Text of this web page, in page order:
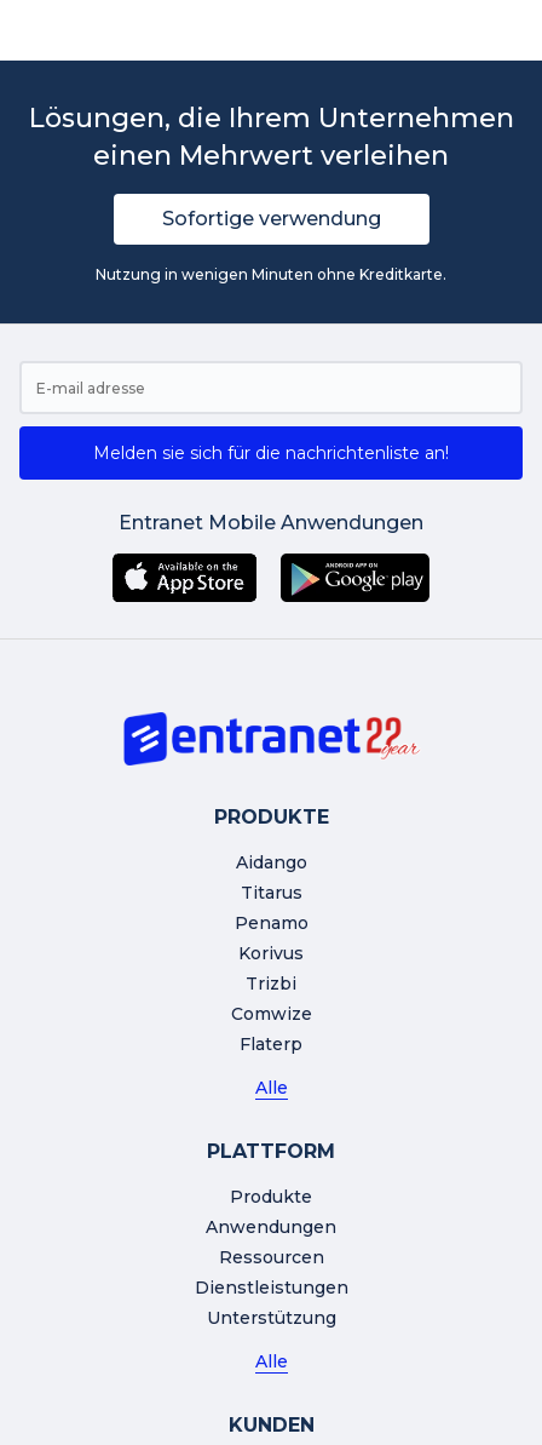
Lösungen, die Ihrem Unternehmen
einen Mehrwert verleihen
Sofortige verwendung
Nutzung in wenigen Minuten ohne Kreditkarte.
Melden sie sich für die nachrichtenliste an!
Entranet Mobile Anwendungen
PRODUKTE
Aidango
Titarus
Penamo
Korivus
Trizbi
Comwize
Flaterp
Alle
PLATTFORM
Produkte
Anwendungen
Ressourcen
Dienstleistungen
Unterstützung
Alle
KUNDEN